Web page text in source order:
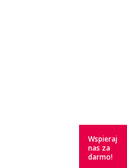
Wspieraj
nas za
darmo!